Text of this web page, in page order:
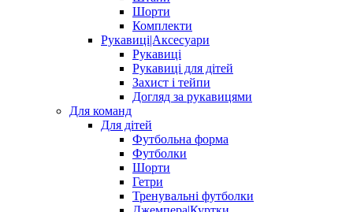
Шорти
Комплекти
Рукавиці|Аксесуари
Рукавиці
Рукавиці для дітей
Захист і тейпи
Догляд за рукавицями
Для команд
Для дітей
Футбольна форма
Футболки
Шорти
Гетри
Тренувальні футболки